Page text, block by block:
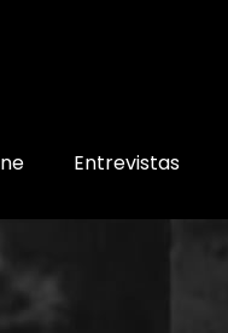
Entrevistas